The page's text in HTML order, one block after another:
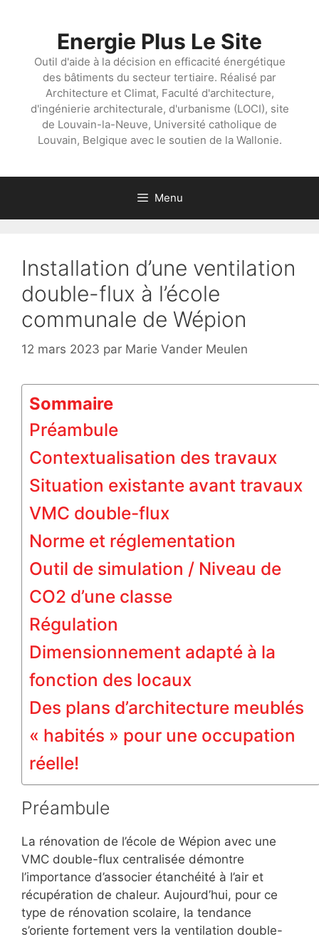
Energie Plus Le Site
Outil d'aide à la décision en efficacité énergétique
des bâtiments du secteur tertiaire. Réalisé par
Architecture et Climat, Faculté d'architecture,
d'ingénierie architecturale, d'urbanisme (LOCI), site
de Louvain-la-Neuve, Université catholique de
Louvain, Belgique avec le soutien de la Wallonie.
Menu
Installation d’une ventilation
double-flux à l’école
communale de Wépion
12 mars 2023 par Marie Vander Meulen
Sommaire
Préambule
Contextualisation des travaux
Situation existante avant travaux
VMC double-flux
Norme et réglementation
Outil de simulation / Niveau de
CO2 d’une classe
Régulation
Dimensionnement adapté à la
fonction des locaux
Des plans d’architecture meublés
« habités » pour une occupation
réelle!
Préambule
La rénovation de l’école de Wépion avec une
VMC double-flux centralisée démontre
l’importance d’associer étanchéité à l’air et
récupération de chaleur. Aujourd’hui, pour ce
type de rénovation scolaire, la tendance
s’oriente fortement vers la ventilation double-